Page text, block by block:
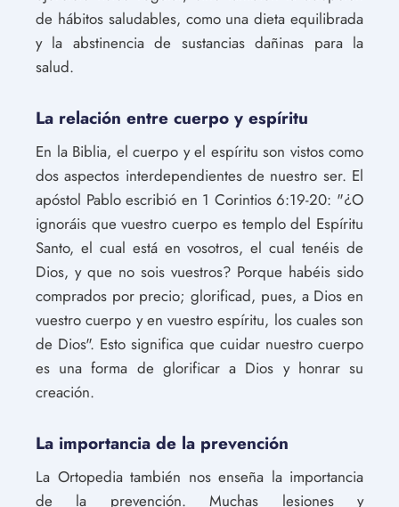
de hábitos saludables, como una dieta equilibrada
y la abstinencia de sustancias dañinas para la
salud.
La relación entre cuerpo y espíritu
En la Biblia, el cuerpo y el espíritu son vistos como
dos aspectos interdependientes de nuestro ser. El
apóstol Pablo escribió en 1 Corintios 6:19-20: "¿O
ignoráis que vuestro cuerpo es templo del Espíritu
Santo, el cual está en vosotros, el cual tenéis de
Dios, y que no sois vuestros? Porque habéis sido
comprados por precio; glorificad, pues, a Dios en
vuestro cuerpo y en vuestro espíritu, los cuales son
de Dios". Esto significa que cuidar nuestro cuerpo
es una forma de glorificar a Dios y honrar su
creación.
La importancia de la prevención
La Ortopedia también nos enseña la importancia
de la prevención. Muchas lesiones y